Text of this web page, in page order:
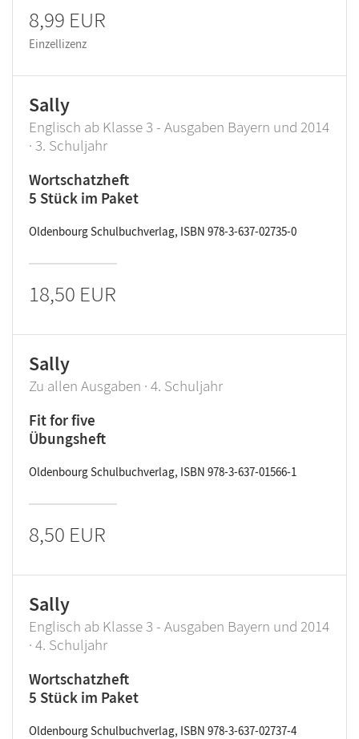
8,99 EUR
Einzellizenz
Sally
Englisch ab Klasse 3 - Ausgaben Bayern und 2014
· 3. Schuljahr
Wortschatzheft
5 Stück im Paket
Oldenbourg Schulbuchverlag, ISBN 978-3-637-02735-0
18,50 EUR
Sally
Zu allen Ausgaben · 4. Schuljahr
Fit for five
Übungsheft
Oldenbourg Schulbuchverlag, ISBN 978-3-637-01566-1
8,50 EUR
Sally
Englisch ab Klasse 3 - Ausgaben Bayern und 2014
· 4. Schuljahr
Wortschatzheft
5 Stück im Paket
Oldenbourg Schulbuchverlag, ISBN 978-3-637-02737-4